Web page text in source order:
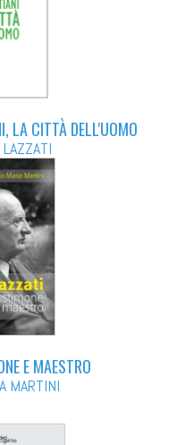
LA CITTÀ DELL'UOMO
E MAESTRO
MARTINI